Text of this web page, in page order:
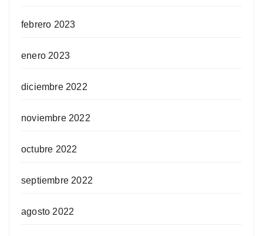
febrero 2023
enero 2023
diciembre 2022
noviembre 2022
octubre 2022
septiembre 2022
agosto 2022